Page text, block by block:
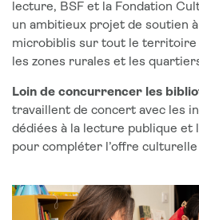
lecture, BSF et la Fondation
un ambitieux projet de soutien
microbiblis sur tout le territoire
les zones rurales et les
Loin de concurrencer les
travaillent de concert avec les
dédiées à la lecture publique et
pour compléter l’offre